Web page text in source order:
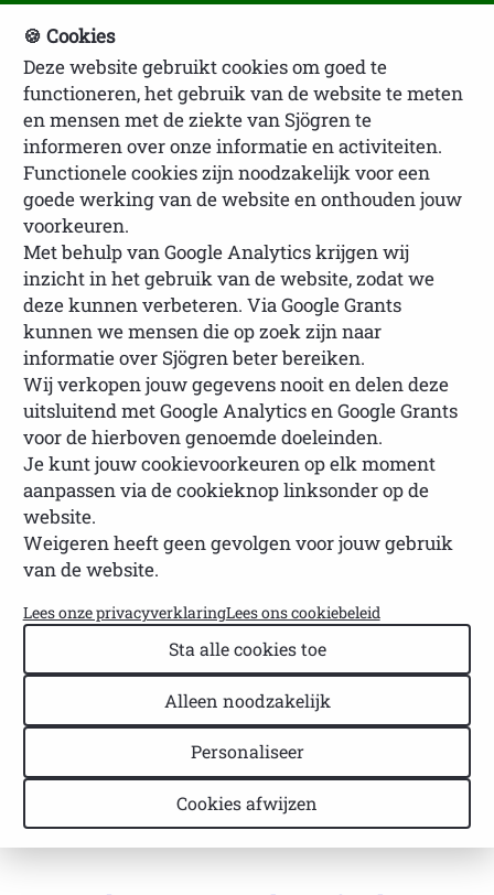
NVSP Ledenlogin
U bevindt zich hier: Homepage
Oude
artikelen
Landelijke contactdag 2021
Landelijke contactdag 2021
NVSP Leestijd: 1 minuut Laatst bijgewerkt: 23 april 2026
Talkshow: Talk About Sjögren
In 2021 bleef het coronavirus de wereld
beïnvloeden, maar dat hield ons niet tegen.
Vanwege het grote succes van de talkshow
About Sjögren 2020besloten we ook in 2021 een
informatieve en inspirerende talkshow uit te
zenden, speciaal voor iedereen die met Sjögren te
maken heeft.
🍪 Cookies
Deze website gebruikt cookies om goed te
functioneren, het gebruik van de website te meten
en mensen met de ziekte van Sjögren te
informeren over onze informatie en activiteiten.
Functionele cookies zijn noodzakelijk voor een
goede werking van de website en onthouden jouw
voorkeuren.
Met behulp van Google Analytics krijgen wij
inzicht in het gebruik van de website, zodat we
deze kunnen verbeteren. Via Google Grants
kunnen we mensen die op zoek zijn naar
informatie over Sjögren beter bereiken.
Wij verkopen jouw gegevens nooit en delen deze
uitsluitend met Google Analytics en Google Grants
voor de hierboven genoemde doeleinden.
Je kunt jouw cookievoorkeuren op elk moment
aanpassen via de cookieknop linksonder op de
website.
Weigeren heeft geen gevolgen voor jouw gebruik
van de website.
Lees onze privacyverklaringLees ons cookiebeleid
Sta alle cookies toe
Alleen noodzakelijk
Personaliseer
Cookies afwijzen